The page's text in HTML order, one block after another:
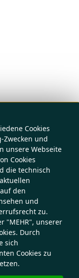
Cookies
Zwecken und
unsere Webseite
Cookies
die technisch
den
und
zu.
"MEHR", unserer
Durch
sich
Cookies zu